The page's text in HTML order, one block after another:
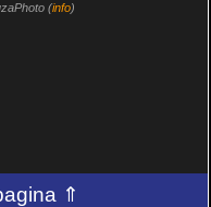
(info)
⇑